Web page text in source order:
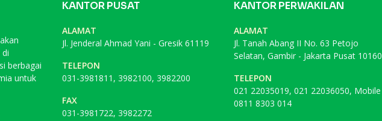
berbagai
untuk
KANTOR PUSAT
ALAMAT
Jl. Jenderal Ahmad Yani - Gresik 61119
TELEPON
031-3981811, 3982100, 3982200
FAX
031-3981722, 3982272
KANTOR PERWAKILAN
ALAMAT
Jl. Tanah Abang II No. 63 Petojo
Selatan, Gambir - Jakarta Pusat 10160
TELEPON
021 22035019, 021 22036050, Mobile
0811 8303 014